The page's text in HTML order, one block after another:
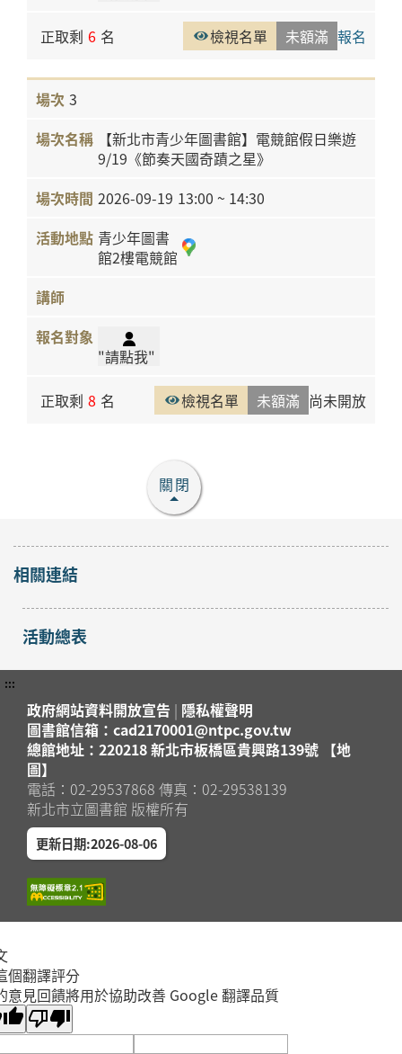
正取剩 6 名 檢視名單 未額滿 報名
3
【新北市青少年圖書館】電競館假日樂遊
9/19《節奏天國奇蹟之星》
2026-09-19 13:00 ~ 14:30
青少年圖書
館2樓電競館
"請點我"
正取剩 8 名 檢視名單 未額滿 尚未開放
關閉
相關連結
活動總表
:::
政府網站資料開放宣告 | 隱私權聲明
圖書館信箱：cad2170001@ntpc.gov.tw
總館地址：220218 新北市板橋區貴興路139號 【地
圖】
電話：02-29537868 傳真：02-29538139
新北市立圖書館 版權所有
更新日期:2026-08-06
個翻譯評分
意見回饋將用於協助改善 Google 翻譯品質